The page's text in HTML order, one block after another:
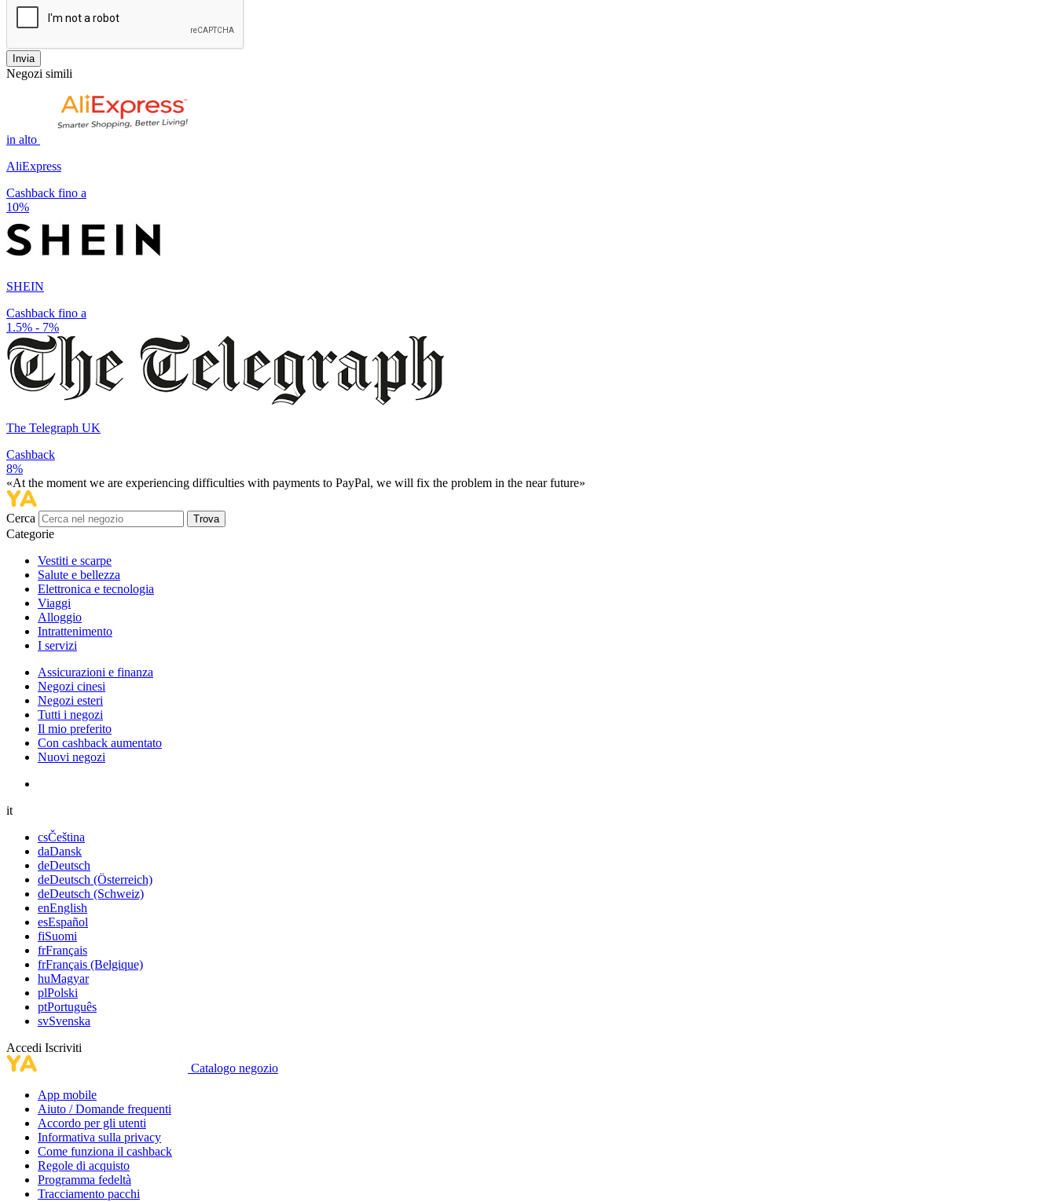
Invia
Negozi simili
in alto
AliExpress
Cashback fino a
10%
SHEIN
Cashback fino a
1.5% - 7%
The Telegraph UK
Cashback
8%
«At the moment we are experiencing difficulties with payments to PayPal, we will fix the problem in the near future»
Cerca Trova
Categorie
Vestiti e scarpe
Salute e bellezza
Elettronica e tecnologia
Viaggi
Alloggio
Intrattenimento
I servizi
Assicurazioni e finanza
Negozi cinesi
Negozi esteri
Tutti i negozi
Il mio preferito
Con cashback aumentato
Nuovi negozi
it
csČeština
daDansk
deDeutsch
deDeutsch (Österreich)
deDeutsch (Schweiz)
enEnglish
esEspañol
fiSuomi
frFrançais
frFrançais (Belgique)
huMagyar
plPolski
ptPortuguês
svSvenska
Accedi Iscriviti
Catalogo negozio
App mobile
Aiuto / Domande frequenti
Accordo per gli utenti
Informativa sulla privacy
Come funziona il cashback
Regole di acquisto
Programma fedeltà
Tracciamento pacchi